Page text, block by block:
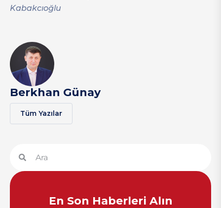
Kabakcıoğlu
Berkhan Günay
Tüm Yazılar
En Son Haberleri Alın